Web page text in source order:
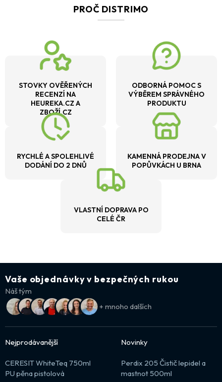
PROČ DISTRIMO
STOVKY OVĚŘENÝCH
RECENZÍ NA
HEUREKA.CZ A
ZBOŽÍ.CZ
ODBORNÁ POMOC S
VÝBĚREM SPRÁVNÉHO
PRODUKTU
RYCHLÉ A SPOLEHLIVÉ
DODÁNÍ DO 2 DNŮ
KAMENNÁ PRODEJNA V
POPŮVKÁCH U BRNA
VLASTNÍ DOPRAVA PO
CELÉ ČR
Vaše objednávky v bezpečných rukou
Náš tým
+ mnoho dalších
Nejprodávanější
CERESIT WhiteTeq 750ml
PU pěna pistolová
Novinky
Perdix 205 Čistič lepidel a
mastnot 500ml